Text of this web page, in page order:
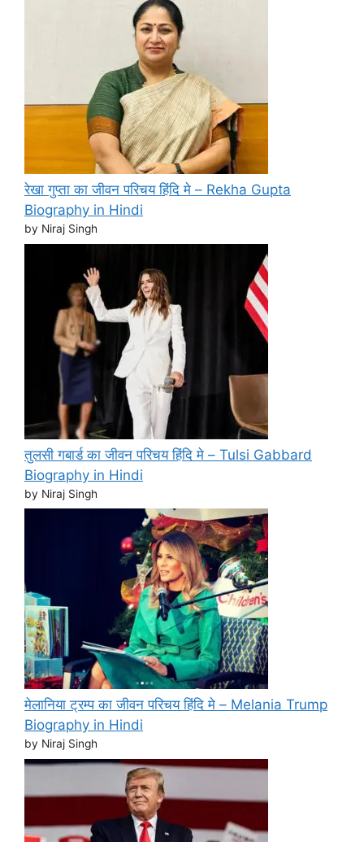
रेखा गुप्ता का जीवन परिचय हिंदि मे – Rekha Gupta
Biography in Hindi
by Niraj Singh
तुलसी गबार्ड का जीवन परिचय हिंदि मे – Tulsi Gabbard
Biography in Hindi
by Niraj Singh
मेलानिया ट्रम्प का जीवन परिचय हिंदि मे – Melania Trump
Biography in Hindi
by Niraj Singh